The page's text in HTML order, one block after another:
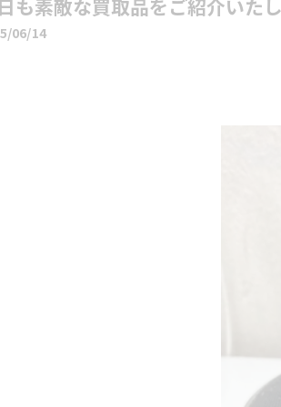
も素敵な買取品をご紹介いた
06/14